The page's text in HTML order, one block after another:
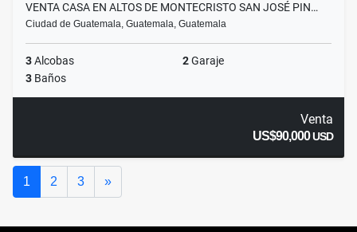
VENTA CASA EN ALTOS DE MONTECRISTO SAN JOSÉ PIN…
Ciudad de Guatemala, Guatemala, Guatemala
3Alcobas 2Garaje
3 Baños
Venta
US$90,000USD
1 2 3 »Siguiente